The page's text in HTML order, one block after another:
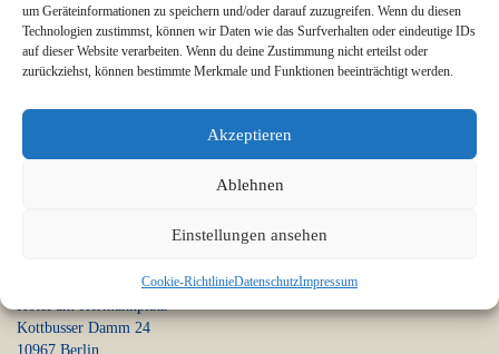
um Geräteinformationen zu speichern und/oder darauf zuzugreifen. Wenn du diesen
Technologien zustimmst, können wir Daten wie das Surfverhalten oder eindeutige IDs
auf dieser Website verarbeiten. Wenn du deine Zustimmung nicht erteilst oder
zurückziehst, können bestimmte Merkmale und Funktionen beeinträchtigt werden.
Akzeptieren
Ablehnen
Einstellungen ansehen
Cookie-RichtlinieDatenschutzImpressum
Metavla
Anmelden
Hotel am Hermannplatz
Kottbusser Damm 24
10967 Berlin